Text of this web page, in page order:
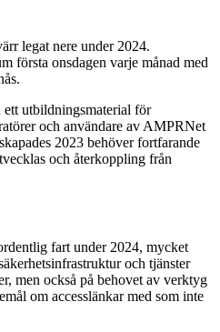
legat nere under 2024.
första onsdagen varje månad med
ett utbildningsmaterial för
och användare av AMPRNet
2023 behöver fortfarande
och återkoppling från
fart under 2024, mycket
och tjänster
men också på behovet av verktyg
om accesslänkar med som inte